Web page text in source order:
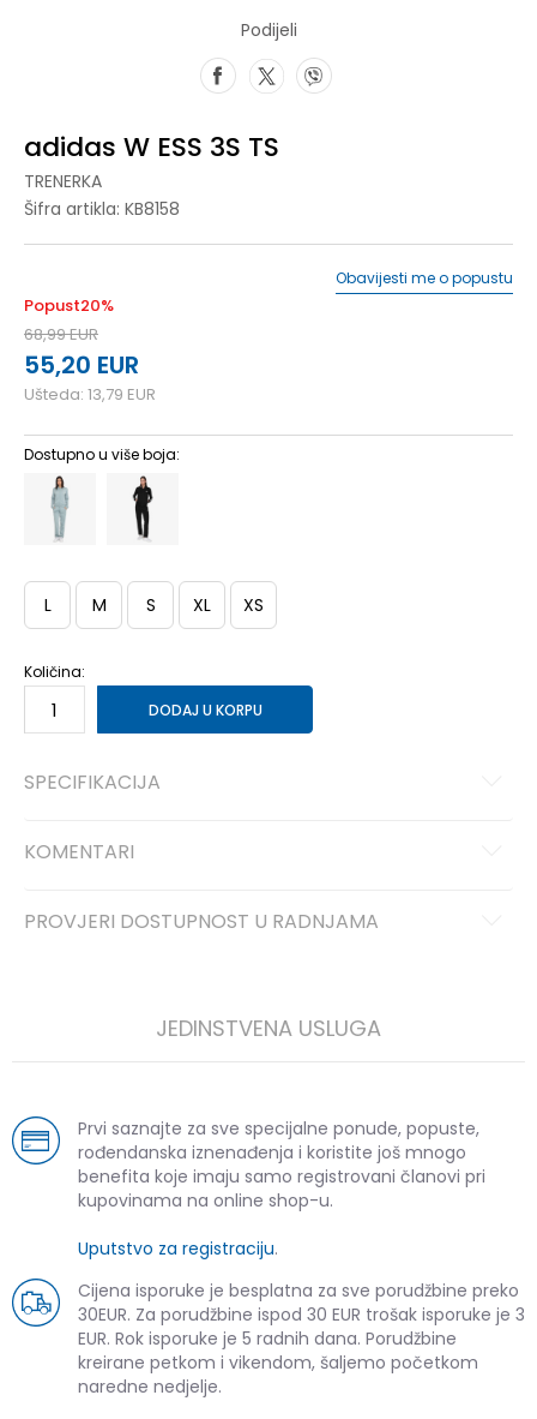
Podijeli
adidas W ESS 3S TS
TRENERKA
Šifra artikla: KB8158
Popust20%
68,99EUR
55,20 EUR
Ušteda: 13,79 EUR
Obavijesti me o popustu
Dostupno u više boja:
L M S XL XS
Količina:
DODAJ U KORPU
SPECIFIKACIJA
KOMENTARI
PROVJERI DOSTUPNOST U RADNJAMA
JEDINSTVENA USLUGA
Prvi saznajte za sve specijalne ponude, popuste,
rođendanska iznenađenja i koristite još mnogo
benefita koje imaju samo registrovani članovi pri
kupovinama na online shop-u.
Uputstvo za registraciju.
Cijena isporuke je besplatna za sve porudžbine preko
30EUR. Za porudžbine ispod 30 EUR trošak isporuke je 3
EUR. Rok isporuke je 5 radnih dana. Porudžbine
kreirane petkom i vikendom, šaljemo početkom
naredne nedjelje.